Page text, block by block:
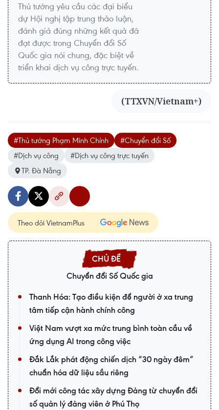
Thủ tướng yêu cầu các đại biểu
dự Hội nghị tập trung thảo luận,
đánh giá đúng những kết quả đã
đạt được trong Chuyển đổi Số
Quốc gia nói chung, đặc biệt về
triển khai dịch vụ công trực tuyến.
(TTXVN/Vietnam+)
#Thủ tướng Phạm Minh Chính
#Chuyển đổi Số
#Dịch vụ công
#Dịch vụ công trực tuyến
TP. Đà Nẵng
Theo dõi VietnamPlus
Chuyển đổi Số Quốc gia
Thanh Hóa: Tạo điều kiện để người ở xa trung
tâm tiếp cận hành chính công
Việt Nam vượt xa mức trung bình toàn cầu về
ứng dụng AI trong công việc
Đắk Lắk phát động chiến dịch “30 ngày đêm”
chuẩn hóa dữ liệu sầu riêng
Đổi mới công tác xây dựng Đảng từ chuyển đổi
số quản lý đảng viên ở Phú Thọ